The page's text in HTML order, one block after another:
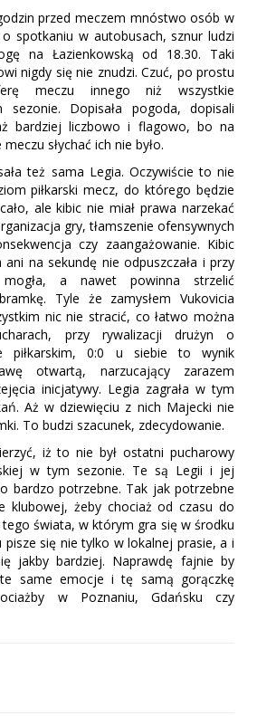
przed meczem mnóstwo osób w
spotkaniu w autobusach, sznur ludzi
na Łazienkowską od 18.30. Taki
nigdy się nie znudzi. Czuć, po prostu
meczu innego niż wszystkie
Dopisała pogoda, dopisali
bardziej liczbowo i flagowo, bo na
słychać ich nie było.
też sama Legia. Oczywiście to nie
piłkarski mecz, do którego będzie
ale kibic nie miał prawa narzekać
gry, tłamszenie ofensywnych
czy zaangażowanie. Kibic
ani na sekundę nie odpuszczała i przy
a nawet powinna strzelić
Tyle że zamysłem Vukovicia
nic nie stracić, co łatwo można
przy rywalizacji drużyn o
piłkarskim, 0:0 u siebie to wynik
otwartą, narzucający zarazem
inicjatywy. Legia zagrała w tym
Aż w dziewięciu z nich Majecki nie
To budzi szacunek, zdecydowanie.
iż to nie był ostatni pucharowy
w tym sezonie. Te są Legii i jej
bardzo potrzebne. Tak jak potrzebne
klubowej, żeby chociaż od czasu do
świata, w którym gra się w środku
się nie tylko w lokalnej prasie, a i
jakby bardziej. Naprawdę fajnie by
same emocje i tę samą gorączkę
w Poznaniu, Gdańsku czy